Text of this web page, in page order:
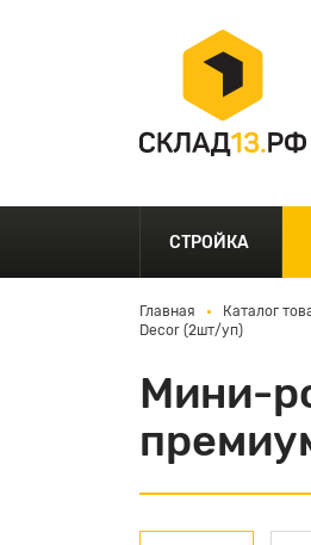
СТРОЙКА
Главная Каталог
Decor (2шт/уп)
Мини-